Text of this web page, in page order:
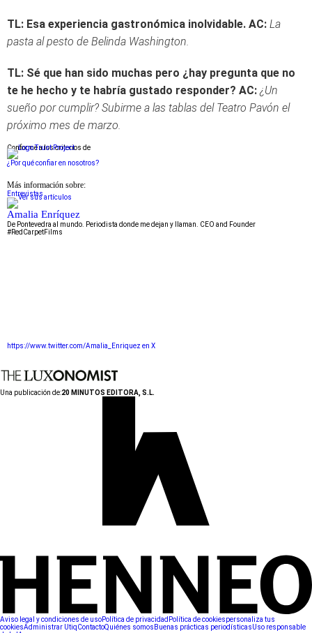
TL: Esa experiencia gastronómica inolvidable. AC: La
pasta al pesto de Belinda Washington.
TL: Sé que han sido muchas pero ¿hay pregunta que no
te he hecho y te habría gustado responder? AC: ¿Un
sueño por cumplir? Subirme a las tablas del Teatro Pavón el
próximo mes de marzo.
Conforme a los criterios de
¿Por qué confiar en nosotros?
Más información sobre:
Entrevistas
Amalia Enríquez
De Pontevedra al mundo. Periodista donde me dejan y llaman. CEO and Founder
#RedCarpetFilms
https://www.twitter.com/Amalia_Enriquez en X
Una publicación de:20 MINUTOS EDITORA, S.L.
Aviso legal y condiciones de usoPolítica de privacidad Política de cookiespersonaliza tus
cookiesAdministrar UtiqContactoQuiénes somos Buenas prácticas periodísticasUso responsable